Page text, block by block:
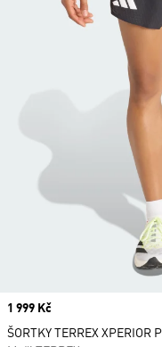
Price
1 999 Kč
ŠORTKY TERREX XPERIOR